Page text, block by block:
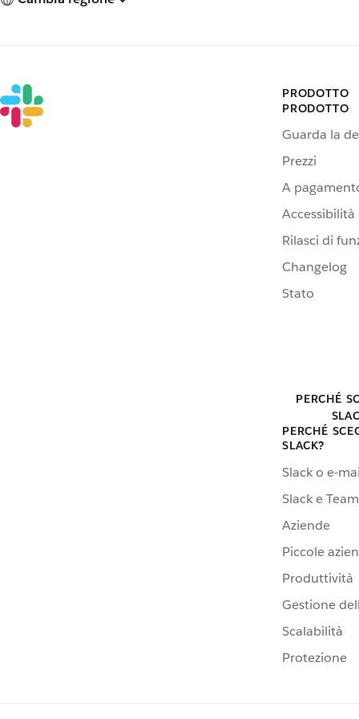
PRODOTTO
PRODOTTO
Guarda la
Prezzi
A
Accessibilità
Rilasci di
Changelog
Stato
PERCHÉ
PERCHÉ
SLACK?
Slack o e-
Slack e
Aziende
Piccole
Produttività
Gestione
Scalabilità
Protezione